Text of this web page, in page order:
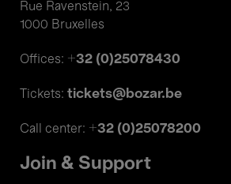
Rue Ravenstein, 23
1000 Bruxelles
Offices: +32 (0)25078430
Tickets: tickets@bozar.be
Call center: +32 (0)25078200
Join & Support